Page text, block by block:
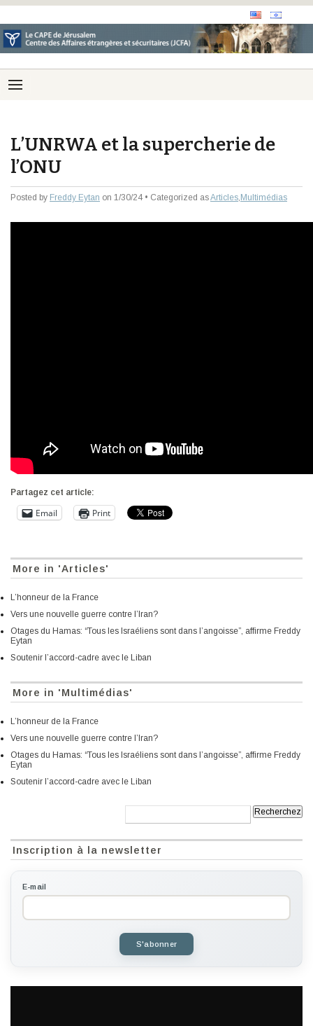
L’UNRWA et la supercherie de
l’ONU
Posted by Freddy Eytan on 1/30/24 • Categorized asArticles, Multimédias
Partagez cet article:
Email Print
More in 'Articles'
L’honneur de la France
Vers une nouvelle guerre contre l’Iran?
Otages du Hamas: “Tous les Israéliens sont dans l’angoisse”, affirme Freddy
Eytan
Soutenir l’accord-cadre avec le Liban
More in 'Multimédias'
L’honneur de la France
Vers une nouvelle guerre contre l’Iran?
Otages du Hamas: “Tous les Israéliens sont dans l’angoisse”, affirme Freddy
Eytan
Soutenir l’accord-cadre avec le Liban
Inscription à la newsletter
E-mail
S'abonner